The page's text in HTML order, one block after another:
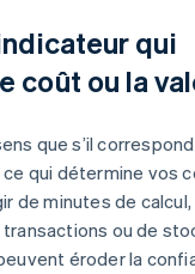
qui
coût ou la
que s’il
qui détermine vos
de minutes de calcul,
transactions ou de
éroder la